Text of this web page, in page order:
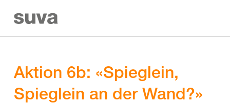
Aktion 6b: «Spieglein,
Spieglein an der Wand?»